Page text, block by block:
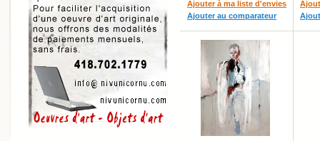
Ajouter à ma liste d'envies
Ajouter au comparateur